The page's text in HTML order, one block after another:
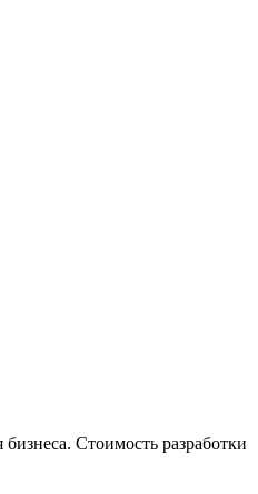
Стоимость разработки